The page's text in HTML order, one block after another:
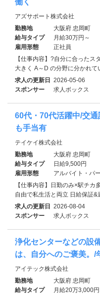
アズサポート株式会社
勤務地
大阪府 忠岡町
給与タイプ
月給30万円～
雇用形態
正社員
【仕事内容】?自分に合ったス
大きく A～D の分野に分かれて
求人の更新日 2026-05-06
スポンサー
求人ボックス
60代・70代活躍中/交
も手当有
テイケイ株式会社
勤務地
大阪府 忠岡町
給与タイプ
日給9,500円
雇用形態
アルバイト・パ
【仕事内容】日勤のみ×駅チカ
自由で私生活と両立 日給保証&
求人の更新日 2026-08-04
スポンサー
求人ボックス
浄化センターなどの設
は、自分へのご褒美。/
アイテック株式会社
勤務地
大阪府 忠岡町
給与タイプ
月給20万3,000